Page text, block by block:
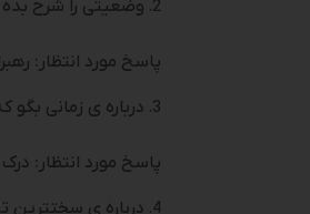
وضعیتی را شرح بده
پاسخ مورد انتظار:
درباره­ ی زمانی
پاسخ مورد انتظار: درک
درباره­ ی سخت­ترین